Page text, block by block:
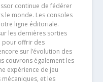
continue de fédérer
le monde. Les consoles
ligne éditoriale.
les dernières sorties
pour offrir des
sur l’évolution des
couvrons également les
expérience de jeu
et les